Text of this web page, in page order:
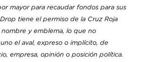
mayor para recaudar fondos para sus
tiene el permiso de la Cruz Roja
nombre y emblema, lo que no
el aval, expreso o implícito, de
empresa, opinión o posición política.